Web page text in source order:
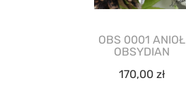
OBS 0001 ANIOŁ
OBSYDIAN
170,00 zł